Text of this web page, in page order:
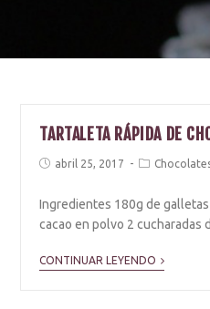
TARTALETA RÁPIDA DE
abril 25, 2017
Ingredientes 180g de
cacao en polvo 2 cucharadas
CONTINUAR LEYENDO